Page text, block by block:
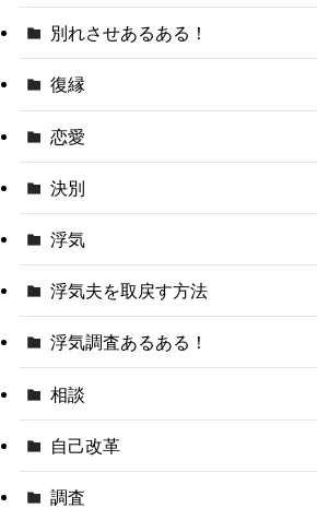
別れさせあるある！
復縁
恋愛
決別
浮気
浮気夫を取戻す方法
浮気調査あるある！
相談
自己改革
調査